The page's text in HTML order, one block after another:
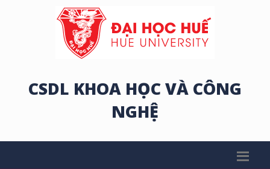
CSDL KHOA HỌC VÀ CÔNG
NGHỆ